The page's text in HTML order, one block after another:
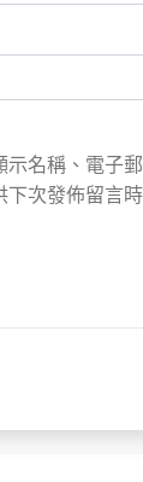
示名稱、電子
次發佈留言